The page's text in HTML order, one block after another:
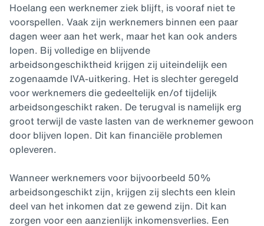
Hoelang een werknemer ziek blijft, is vooraf niet te
voorspellen. Vaak zijn werknemers binnen een paar
dagen weer aan het werk, maar het kan ook anders
lopen. Bij volledige en blijvende
arbeidsongeschiktheid krijgen zij uiteindelijk een
zogenaamde IVA-uitkering. Het is slechter geregeld
voor werknemers die gedeeltelijk en/of tijdelijk
arbeidsongeschikt raken. De terugval is namelijk erg
groot terwijl de vaste lasten van de werknemer gewoon
door blijven lopen. Dit kan financiële problemen
opleveren.
Wanneer werknemers voor bijvoorbeeld 50%
arbeidsongeschikt zijn, krijgen zij slechts een klein
deel van het inkomen dat ze gewend zijn. Dit kan
zorgen voor een aanzienlijk inkomensverlies. Een